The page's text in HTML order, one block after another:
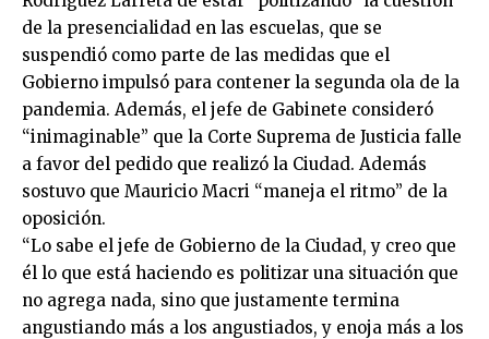
de la presencialidad en las escuelas, que se
suspendió como parte de las medidas que el
Gobierno impulsó para contener la segunda ola de la
pandemia. Además, el jefe de Gabinete consideró
“inimaginable” que la Corte Suprema de Justicia falle
a favor del pedido que realizó la Ciudad. Además
sostuvo que Mauricio Macri “maneja el ritmo” de la
oposición.
“Lo sabe el jefe de Gobierno de la Ciudad, y creo que
él lo que está haciendo es politizar una situación que
no agrega nada, sino que justamente termina
angustiando más a los angustiados, y enoja más a los